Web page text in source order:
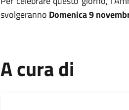
svolgeranno Domenica 9
A cura di